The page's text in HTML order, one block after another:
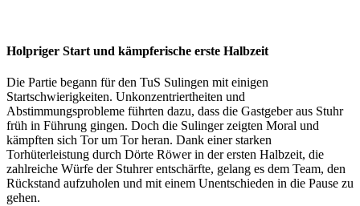
Holpriger Start und kämpferische erste Halbzeit
Die Partie begann für den TuS Sulingen mit einigen
Startschwierigkeiten. Unkonzentriertheiten und
Abstimmungsprobleme führten dazu, dass die Gastgeber aus Stuhr
früh in Führung gingen. Doch die Sulinger zeigten Moral und
kämpften sich Tor um Tor heran. Dank einer starken
Torhüterleistung durch Dörte Röwer in der ersten Halbzeit, die
zahlreiche Würfe der Stuhrer entschärfte, gelang es dem Team, den
Rückstand aufzuholen und mit einem Unentschieden in die Pause zu
gehen.